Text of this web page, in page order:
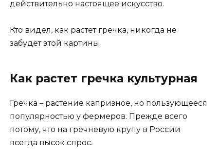
действительно настоящее искусство.
Кто видел, как растет гречка, никогда не
забудет этой картины.
Как растет гречка культурная
Гречка – растение капризное, но пользующееся
популярностью у фермеров. Прежде всего
потому, что на гречневую крупу в России
всегда высок спрос.